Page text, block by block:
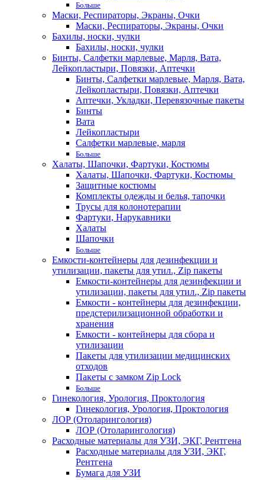
Больше
Маски, Респираторы, Экраны, Очки
Маски, Респираторы, Экраны, Очки
Бахилы, носки, чулки
Бахилы, носки, чулки
Бинты, Салфетки марлевые, Марля, Вата,
Лейкопластыри, Повязки, Аптечки
Бинты, Салфетки марлевые, Марля, Вата,
Лейкопластыри, Повязки, Аптечки
Аптечки, Укладки, Перевязочные пакеты
Бинты
Вата
Лейкопластыри
Салфетки марлевые, марля
Больше
Халаты, Шапочки, Фартуки, Костюмы
Халаты, Шапочки, Фартуки, Костюмы
Защитные костюмы
Комплекты одежды и белья, тапочки
Трусы для колонотерапии
Фартуки, Нарукавники
Халаты
Шапочки
Больше
Емкости-контейнеры для дезинфекции и
утилизации, пакеты для утил., Zip пакеты
Емкости-контейнеры для дезинфекции и
утилизации, пакеты для утил., Zip пакеты
Емкости - контейнеры для дезинфекции,
предстерилизационной обработки и
хранения
Емкости - контейнеры для сбора и
утилизации
Пакеты для утилизации медицинских
отходов
Пакеты с замком Zip Lock
Больше
Гинекология, Урология, Проктология
Гинекология, Урология, Проктология
ЛОР (Отоларингология)
ЛОР (Отоларингология)
Расходные материалы для УЗИ, ЭКГ, Рентгена
Расходные материалы для УЗИ, ЭКГ,
Рентгена
Бумага для УЗИ